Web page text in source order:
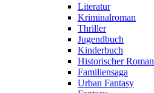
Literatur
Kriminalroman
Thriller
Jugendbuch
Kinderbuch
Historischer Roman
Familiensaga
Urban Fantasy